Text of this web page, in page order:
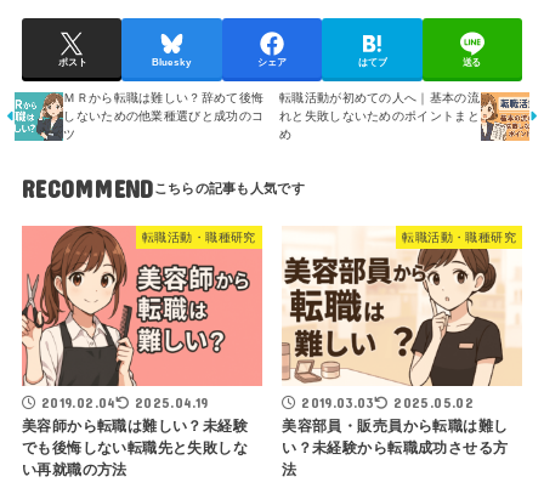
ポスト Bluesky シェア はてブ 送る
ＭＲから転職は難しい？辞めて後悔
しないための他業種選びと成功のコ
ツ
転職活動が初めての人へ｜基本の流
れと失敗しないためのポイントまと
め
RECOMMEND
転職活動・職種研究
2019.02.04 2025.04.19
美容師から転職は難しい？未経験
でも後悔しない転職先と失敗しな
い再就職の方法
転職活動・職種研究
2019.03.03 2025.05.02
美容部員・販売員から転職は難し
い？未経験から転職成功させる方
法